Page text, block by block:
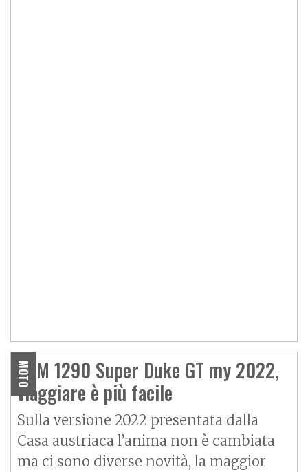
MOTO
KTM 1290 Super Duke GT my 2022,
viaggiare è più facile
Sulla versione 2022 presentata dalla
Casa austriaca l’anima non è cambiata
ma ci sono diverse novità, la maggior